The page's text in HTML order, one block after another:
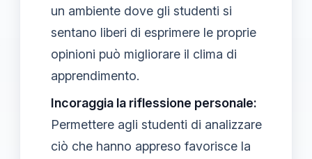
un ambiente dove gli studenti si
sentano liberi di esprimere le proprie
opinioni può migliorare il clima di
apprendimento.
Incoraggia la riflessione personale:
Permettere agli studenti di analizzare
ciò che hanno appreso favorisce la